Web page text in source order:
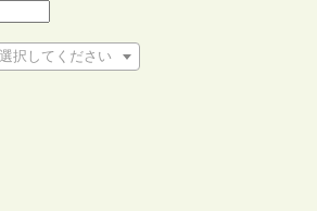
択してください
てください